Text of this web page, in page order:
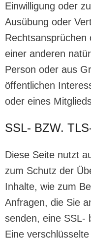
Einwilligung oder
Ausübung oder
einer anderen
Person oder aus
öffentlichen
oder eines
SSL- BZW.
Diese Seite nutzt
zum Schutz der
Inhalte, wie zum
Anfragen, die Sie
senden, eine SSL-
Eine